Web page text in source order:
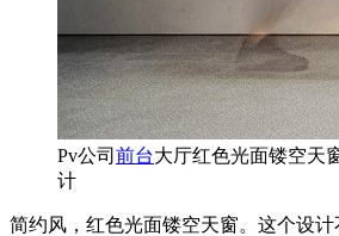
Pv公司 前台大厅红色光面镂空天
计
简约风，红色光面镂空天窗。这个设